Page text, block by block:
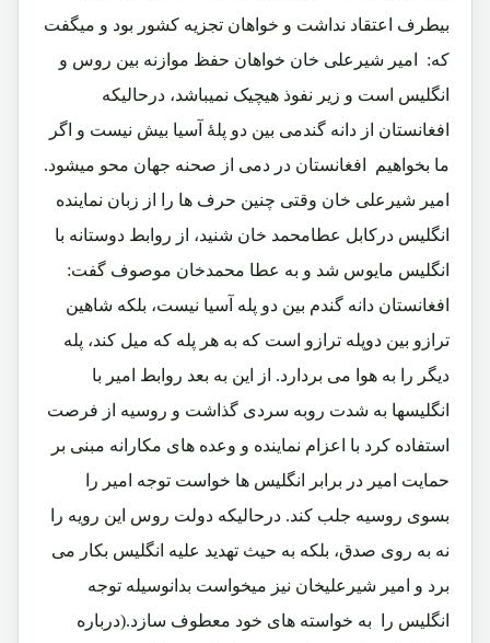
بیطرف اعتقاد نداشت و خواهان تجزیه کشور بود و میگفت
که: امیر شیرعلی خان خواهان حفظ موازنه بین روس و
انگلیس است و زیر نفوذ هیچیک نمیباشد، درحالیکه
افغانستان از دانه گندمی بین دو پلۀ آسیا بیش نیست و اگر
ما بخواهیم افغانستان در دمی از صحنه جهان محو میشود.
امیر شیرعلی خان وقتی چنین حرف ها را از زبان نماینده
انگلیس درکابل عطامحمد خان شنید، از روابط دوستانه با
انگلیس مایوس شد و به عطا محمدخان موصوف گفت:
افغانستان دانه گندم بین دو پله آسیا نیست، بلکه شاهین
ترازو بین دوپله ترازو است که به هر پله که میل کند، پله
دیگر را به هوا می بردارد. از این به بعد روابط امیر با
انگلیسها به شدت روبه سردی گذاشت و روسیه از فرصت
استفاده کرد با اعزام نماینده و وعده های مکارانه مبنی بر
حمایت امیر در برابر انگلیس ها خواست توجه امیر را
بسوی روسیه جلب کند. درحالیکه دولت روس این رویه را
نه به روی صدق، بلکه به حیث تهدید علیه انگلیس بکار می
برد و امیر شیرعلیخان نیز میخواست بدانوسیله توجه
انگلیس را به خواسته های خود معطوف سازد.(درباره